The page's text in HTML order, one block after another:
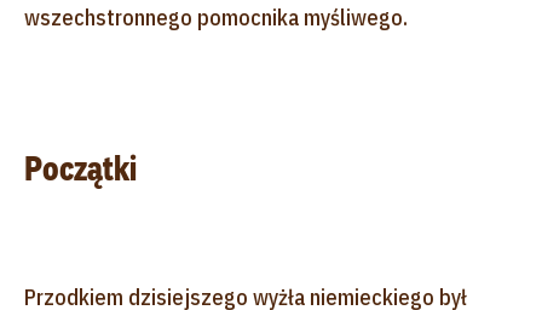
wszechstronnego pomocnika myśliwego.
Początki
Przodkiem dzisiejszego wyżła niemieckiego był